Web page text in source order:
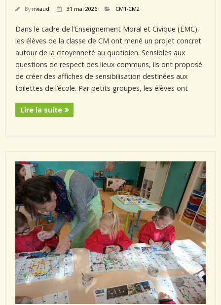
By nviaud 31 mai 2026 CM1-CM2
Dans le cadre de l’Enseignement Moral et Civique (EMC),
les élèves de la classe de CM ont mené un projet concret
autour de la citoyenneté au quotidien. Sensibles aux
questions de respect des lieux communs, ils ont proposé
de créer des affiches de sensibilisation destinées aux
toilettes de l’école. Par petits groupes, les élèves ont
Lire la suite